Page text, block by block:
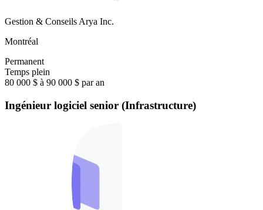
Gestion & Conseils Arya Inc.
Montréal
Permanent
Temps plein
80 000 $ à 90 000 $ par an
Ingénieur logiciel senior (Infrastructure)